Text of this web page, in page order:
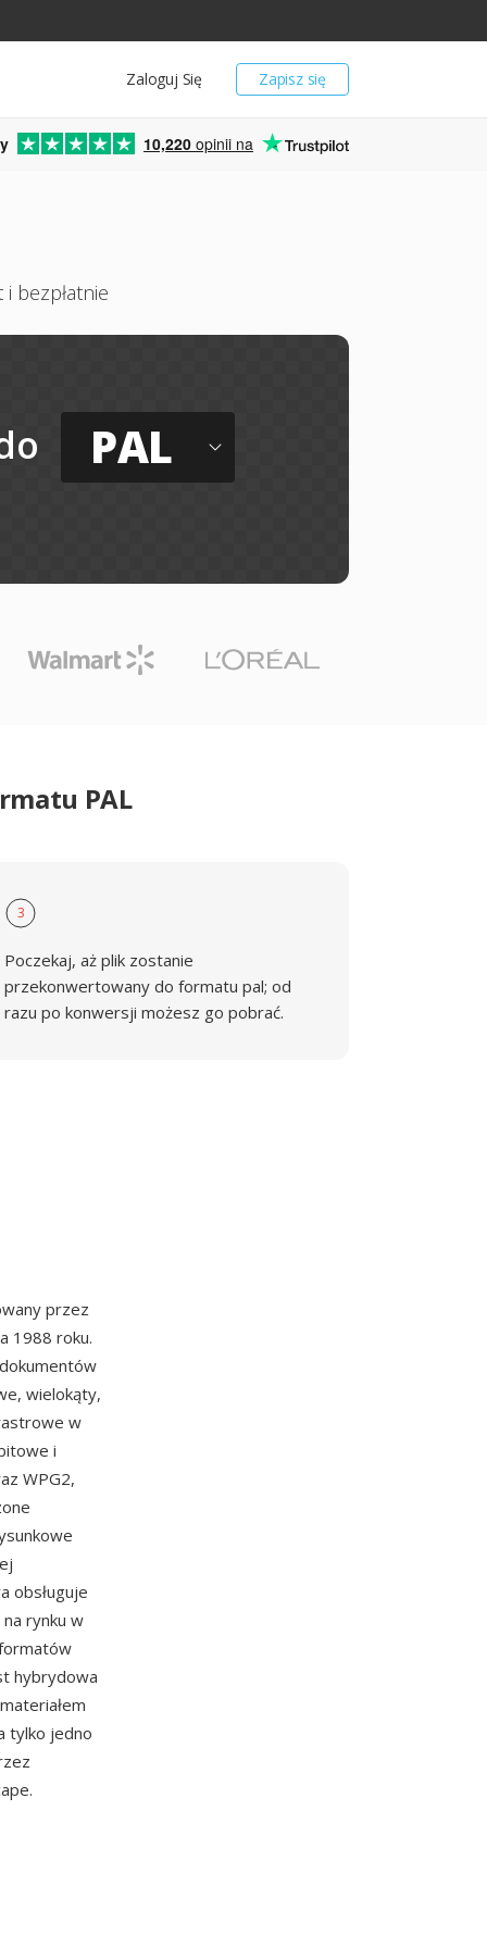
Zapisz się
Zaloguj Się
10,220 opinii na
bezpłatnie
PAL
PAL
3
Poczekaj, aż plik zostanie
przekonwertowany do formatu pal; od
razu po konwersji możesz go pobrać.
przez
1988 roku.
wielokąty,
w
i
WPG2,
obsługuje
rynku w
hybrydowa
tylko jedno